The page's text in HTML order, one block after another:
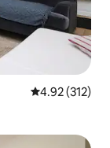
平均评分 4.92
4.92 (312)